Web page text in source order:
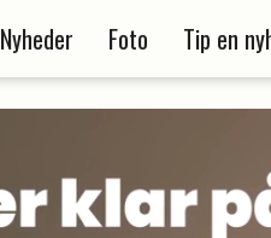
Nyheder Foto Tip en